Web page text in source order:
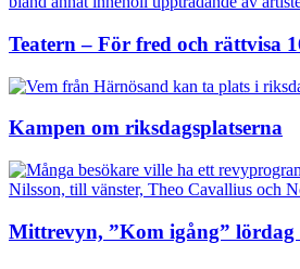
Teatern – För fred och rättvisa
Kampen om riksdagsplatserna
Mittrevyn, ”Kom igång”